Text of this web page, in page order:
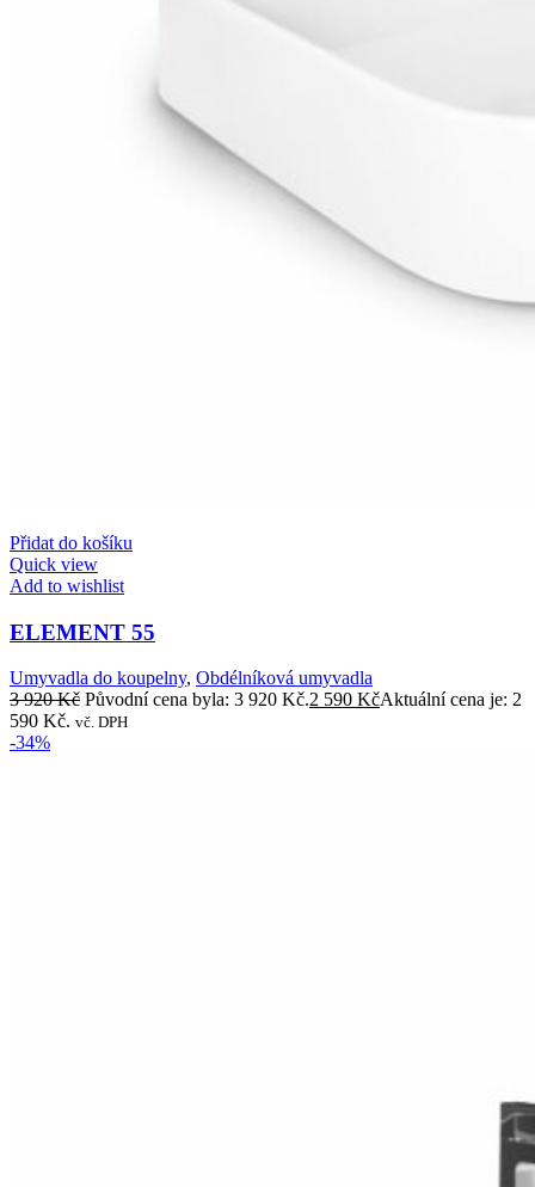
Přidat do košíku
Quick view
Add to wishlist
ELEMENT 55
Umyvadla do koupelny, Obdélníková umyvadla
3 920Kč Původní cena byla: 3 920 Kč.2 590 KčAktuální cena je: 2
590 Kč. vč. DPH
-34%